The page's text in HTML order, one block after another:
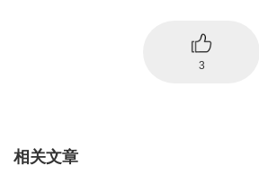
3
相关文章